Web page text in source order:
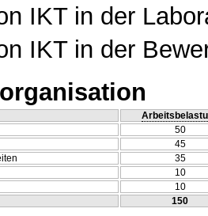
IKT in der
IKT in der
50
45
35
10
10
150